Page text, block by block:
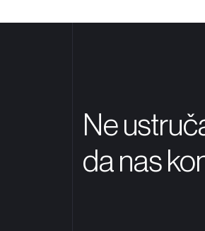
Ne
da nas